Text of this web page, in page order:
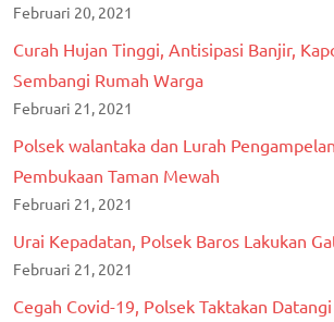
Februari 20, 2021
Curah Hujan Tinggi, Antisipasi Banjir,
Sembangi Rumah Warga
Februari 21, 2021
Polsek walantaka dan Lurah
Pembukaan Taman Mewah
Februari 21, 2021
Urai Kepadatan, Polsek Baros Lakukan
Februari 21, 2021
Cegah Covid-19, Polsek Taktakan